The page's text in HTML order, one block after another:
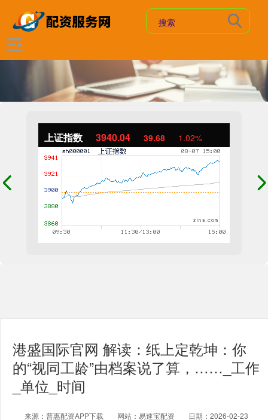
上证指数 3940.04 39.68 1.02%
港盛国际官网 解读：纸上定乾坤：你
的“视同工龄”由档案说了算，……_工作
_单位_时间
来源：普惠配资APP下载 网站：易速宝配资
日期：2026-02-23